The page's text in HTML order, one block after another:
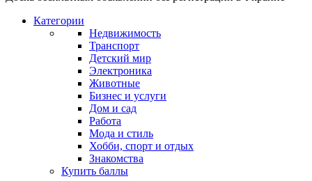
Категории
Недвижимость
Транспорт
Детский мир
Электроника
Животные
Бизнес и услуги
Дом и сад
Работа
Мода и стиль
Хобби, спорт и отдых
Знакомства
Купить баллы